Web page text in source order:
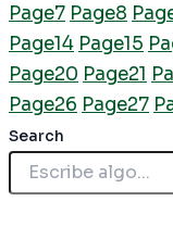
Page7 Page8
Page14 Page15
Page20 Page21
Page26 Page27
Search